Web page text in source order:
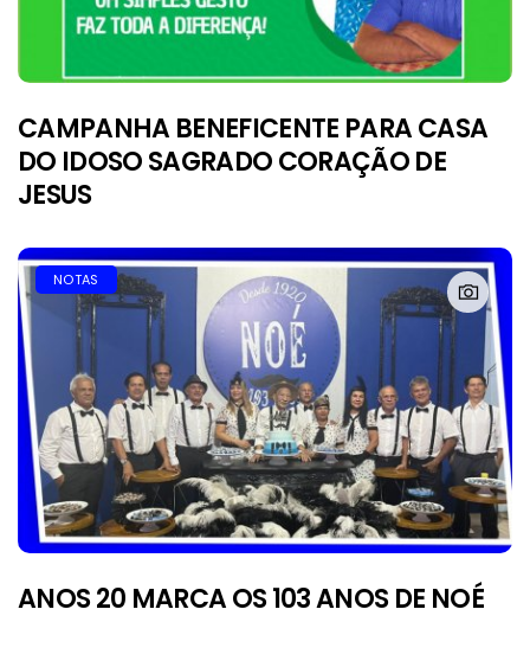
CAMPANHA BENEFICENTE PARA CASA
DO IDOSO SAGRADO CORAÇÃO DE
JESUS
NOTAS
ANOS 20 MARCA OS 103 ANOS DE NOÉ